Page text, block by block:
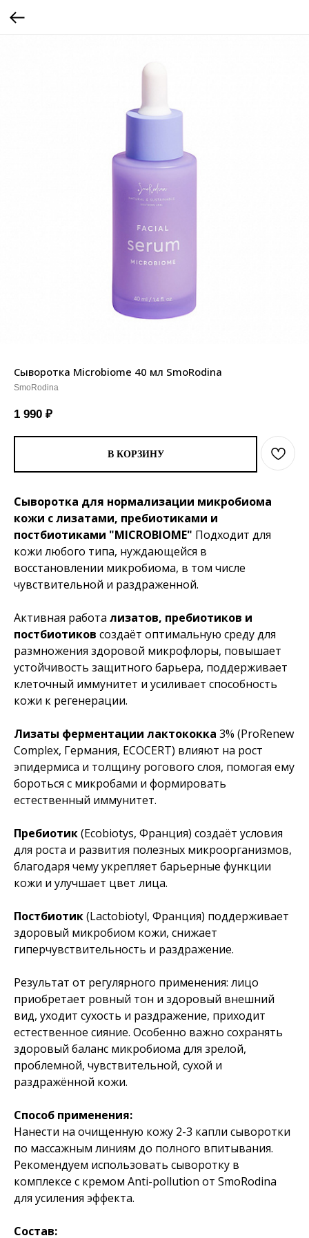
Сыворотка Microbiome 40 мл SmoRodina
SmoRodina
1 990 ₽
В КОРЗИНУ
Сыворотка для нормализации микробиома
кожи с лизатами, пребиотиками и
постбиотиками "MICROBIOME" Подходит для
кожи любого типа, нуждающейся в
восстановлении микробиома, в том числе
чувствительной и раздраженной.
Активная работа лизатов, пребиотиков и
постбиотиков создаёт оптимальную среду для
размножения здоровой микрофлоры, повышает
устойчивость защитного барьера, поддерживает
клеточный иммунитет и усиливает способность
кожи к регенерации.
Лизаты ферментации лактококка 3% (ProRenew
Complex, Германия, ECOCERT) влияют на рост
эпидермиса и толщину рогового слоя, помогая ему
бороться с микробами и формировать
естественный иммунитет.
Пребиотик(Ecobiotys, Франция) создаёт условия
для роста и развития полезных микроорганизмов,
благодаря чему укрепляет барьерные функции
кожи и улучшает цвет лица.
Постбиотик(Lactobiotyl, Франция) поддерживает
здоровый микробиом кожи, снижает
гиперчувствительность и раздражение.
Результат от регулярного применения: лицо
приобретает ровный тон и здоровый внешний
вид, уходит сухость и раздражение, приходит
естественное сияние. Особенно важно сохранять
здоровый баланс микробиома для зрелой,
проблемной, чувствительной, сухой и
раздражённой кожи.
Способ применения:
Нанести на очищенную кожу 2-3 капли сыворотки
по массажным линиям до полного впитывания.
Рекомендуем использовать сыворотку в
комплексе с кремом Anti-pollution от SmoRodina
для усиления эффекта.
Состав: